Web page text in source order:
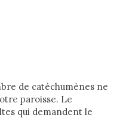
de catéchumènes ne
paroisse. Le
qui demandent le